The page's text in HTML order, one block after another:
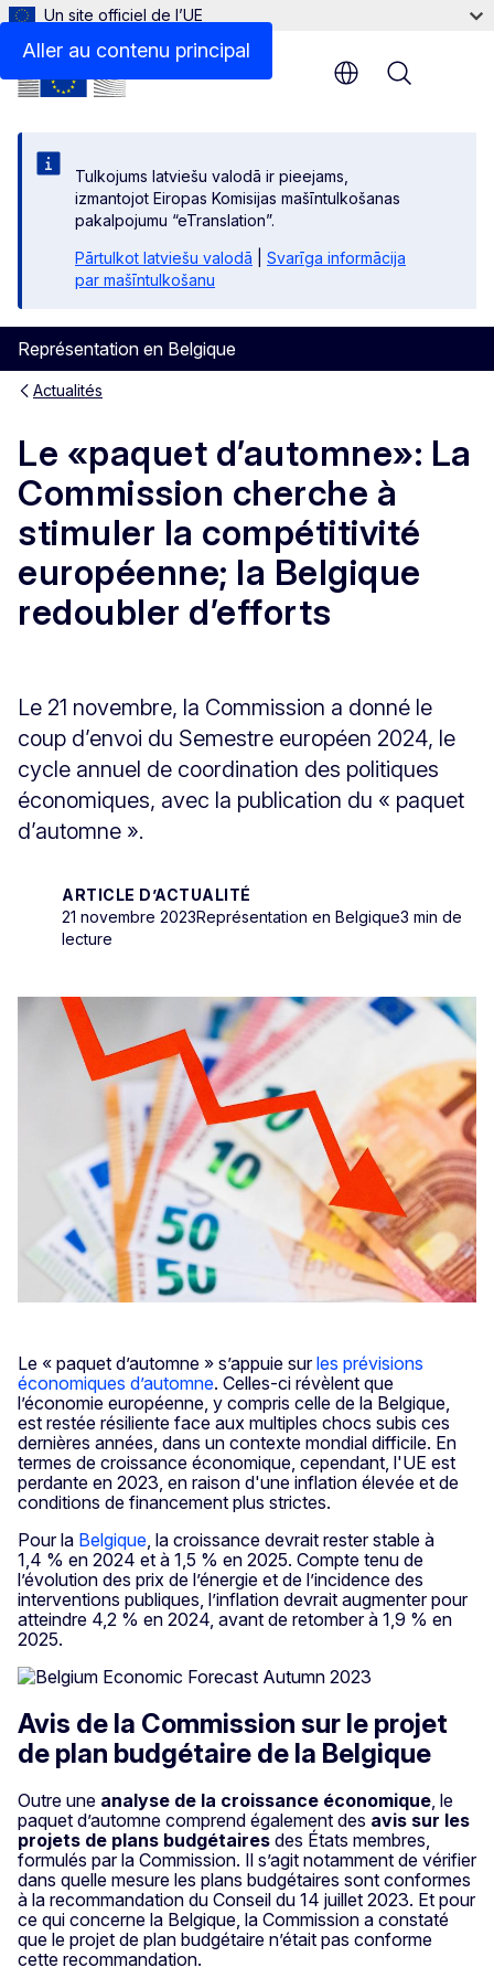
Aller au contenu principal
Un site officiel de l’UE
Tulkojums latviešu valodā ir pieejams,
izmantojot Eiropas Komisijas mašīntulkošanas
pakalpojumu “eTranslation”.
Pārtulkot latviešu valodā
Svarīga informācija
par mašīntulkošanu
Représentation en Belgique
Menu
Actualités
Le «paquet d’automne»: La
Commission cherche à
stimuler la compétitivité
européenne; la Belgique
redoubler d’efforts
Le 21 novembre, la Commission a donné le
coup d’envoi du Semestre européen 2024, le
cycle annuel de coordination des politiques
économiques, avec la publication du « paquet
d’automne ».
ARTICLE D’ACTUALITÉ
21 novembre 2023Représentation en Belgique3 min de
lecture
Le « paquet d’automne » s’appuie surles prévisions
économiques d’automne. Celles-ci révèlent que
l’économie européenne, y compris celle de la Belgique,
est restée résiliente face aux multiples chocs subis ces
dernières années, dans un contexte mondial difficile. En
termes de croissance économique, cependant, l'UE est
perdante en 2023, en raison d'une inflation élevée et de
conditions de financement plus strictes.
Pour la Belgique, la croissance devrait rester stable à
1,4 % en 2024 et à 1,5 % en 2025. Compte tenu de
l’évolution des prix de l’énergie et de l’incidence des
interventions publiques, l’inflation devrait augmenter pour
atteindre 4,2 % en 2024, avant de retomber à 1,9 % en
2025.
Avis de la Commission sur le projet
de plan budgétaire de la Belgique
Outre une analyse de la croissance économique , le
paquet d’automne comprend également des avis sur les
projets de plans budgétaires des États membres,
formulés par la Commission. Il s’agit notamment de vérifier
dans quelle mesure les plans budgétaires sont conformes
à la recommandation du Conseil du 14 juillet 2023. Et pour
ce qui concerne la Belgique, la Commission a constaté
que le projet de plan budgétaire n’était pas conforme
cette recommandation.